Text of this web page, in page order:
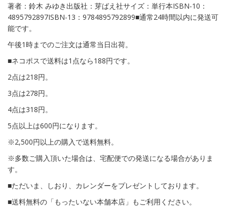
著者：鈴木 みゆき出版社：芽ばえ社サイズ：単行本ISBN-10：
4895792897ISBN-13：9784895792899■通常24時間以内に発送可
能です。
午後1時までのご注文は通常当日出荷。
■ネコポスで送料は1点なら188円です。
2点は218円。
3点は278円。
4点は318円。
5点以上は600円になります。
※2,500円以上の購入で送料無料。
※多数ご購入頂いた場合は、宅配便での発送になる場合がありま
す。
■ただいま、しおり、カレンダーをプレゼントしております。
■送料無料の「もったいない本舗本店」もご利用ください。